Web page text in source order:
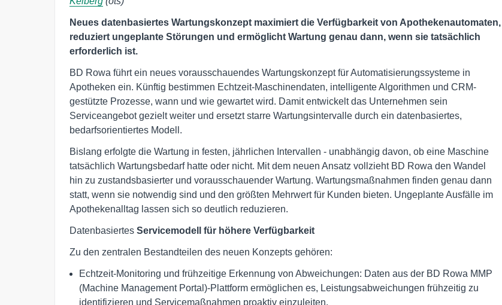
Neues datenbasiertes Wartungskonzept maximiert die Verfügbarkeit von Apothekenautomaten,
reduziert ungeplante Störungen und ermöglicht Wartung genau dann, wenn sie tatsächlich
erforderlich ist.
BD Rowa führt ein neues vorausschauendes Wartungskonzept für Automatisierungssysteme in
Apotheken ein. Künftig bestimmen Echtzeit-Maschinendaten, intelligente Algorithmen und CRM-
gestützte Prozesse, wann und wie gewartet wird. Damit entwickelt das Unternehmen sein
Serviceangebot gezielt weiter und ersetzt starre Wartungsintervalle durch ein datenbasiertes,
bedarfsorientiertes Modell.
Bislang erfolgte die Wartung in festen, jährlichen Intervallen - unabhängig davon, ob eine Maschine
tatsächlich Wartungsbedarf hatte oder nicht. Mit dem neuen Ansatz vollzieht BD Rowa den Wandel
hin zu zustandsbasierter und vorausschauender Wartung. Wartungsmaßnahmen finden genau dann
statt, wenn sie notwendig sind und den größten Mehrwert für Kunden bieten. Ungeplante Ausfälle im
Apothekenalltag lassen sich so deutlich reduzieren.
Datenbasiertes Servicemodell für höhere Verfügbarkeit
Zu den zentralen Bestandteilen des neuen Konzepts gehören:
Echtzeit-Monitoring und frühzeitige Erkennung von Abweichungen: Daten aus der BD Rowa MMP
(Machine Management Portal)-Plattform ermöglichen es, Leistungsabweichungen frühzeitig zu
identifizieren und Servicemaßnahmen proaktiv einzuleiten.